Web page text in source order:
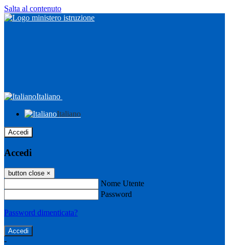
Salta al contenuto
Italiano
Italiano
Accedi
Accedi
button close ×
Nome Utente
Password
Password dimenticata?
-